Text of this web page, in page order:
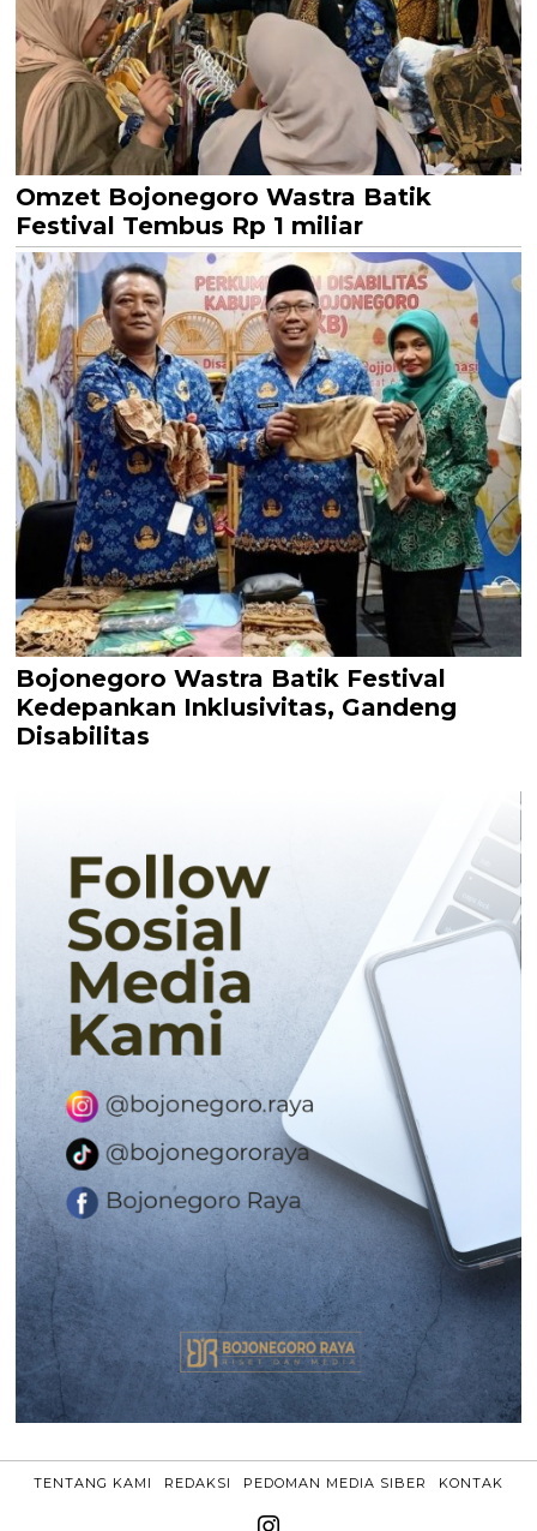
Omzet Bojonegoro Wastra Batik
Festival Tembus Rp 1 miliar
Bojonegoro Wastra Batik Festival
Kedepankan Inklusivitas, Gandeng
Disabilitas
TENTANG KAMI REDAKSI PEDOMAN MEDIA SIBER KONTAK